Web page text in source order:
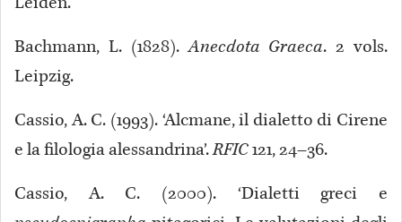
Bachmann, L. (1828).Anecdota Graeca. 2 vols.
Leipzig.
Cassio, A. C. (1993). ‘Alcmane, il dialetto di Cirene
e la filologia alessandrina’.RFIC121, 24–36.
Cassio, A. C. (2000). ‘Dialetti greci e